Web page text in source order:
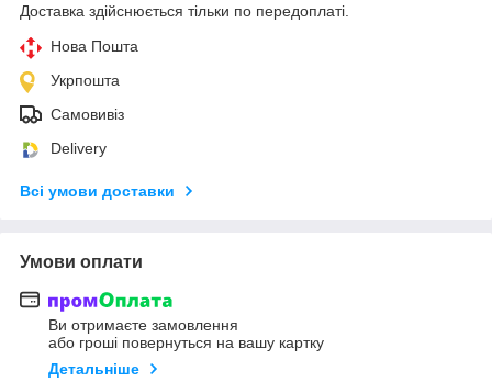
Доставка здійснюється тільки по передоплаті.
Нова Пошта
Укрпошта
Самовивіз
Delivery
Всі умови доставки
Умови оплати
Ви отримаєте замовлення
або гроші повернуться на вашу картку
Детальніше